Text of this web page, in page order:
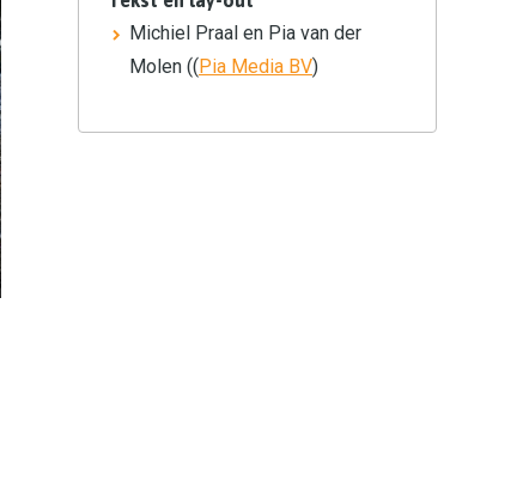
Michiel Praal en Pia van der
Molen ((Pia Media BV)